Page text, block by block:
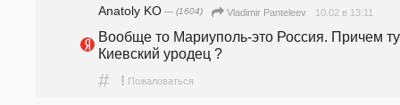
Anatoly KO — (1604) Vladimir Panteleev 10.02 в 13:11
Вообще то Мариуполь-это Россия. Причем
Киевский уродец ?
# ! Пожаловаться